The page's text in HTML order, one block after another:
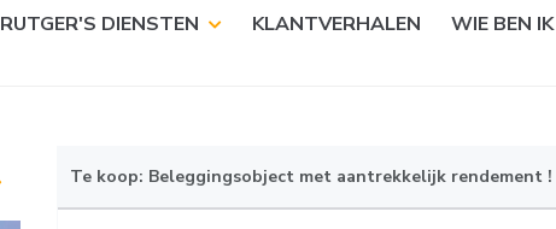
RUTGER'S DIENSTEN KLANTVERHALEN
WIE BEN IK
Te koop: Beleggingsobject met aantrekkelijk rendement !